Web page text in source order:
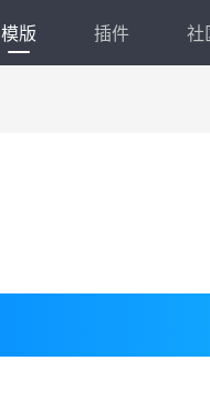
模版 插件 社